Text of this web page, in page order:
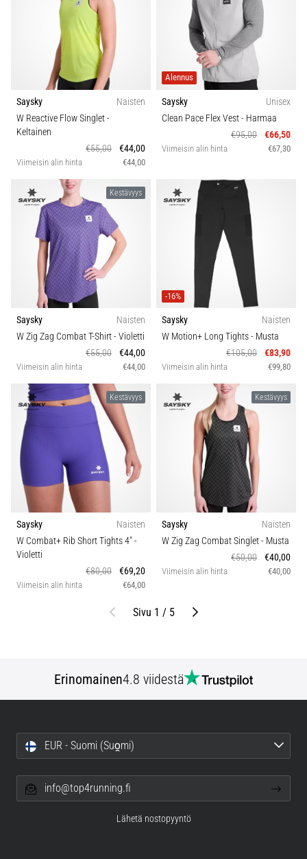
Saysky
Naisten
W Reactive Flow Singlet-
Keltainen
€55,00
€44,00
Viimeisin alin hinta €44,00
Alennus
Saysky
Unisex
Clean Pace Flex Vest- Harmaa
€95,00
€66,50
Viimeisin alin hinta €67,30
Kestävyys
Saysky
Naisten
W Zig Zag Combat T-Shirt- Violetti
€55,00
€44,00
Viimeisin alin hinta €44,00
-16%
Saysky
Naisten
W Motion+ Long Tights- Musta
€105,00
€83,90
Viimeisin alin hinta €99,80
Kestävyys
Saysky
Naisten
W Combat+ Rib Short Tights 4"-
Violetti
€80,00
€69,20
Viimeisin alin hinta €64,00
Kestävyys
Saysky
Naisten
W Zig Zag Combat Singlet- Musta
€50,00
€40,00
Viimeisin alin hinta €40,00
EdellinenSivu 1 / 5 Seuraava
Erinomainen4.8 viidestä
EUR - Suomi (Suo̯mi)
info@top4running.fi
Lähetä nostopyyntö